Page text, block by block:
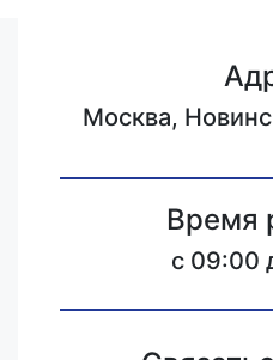
Москва,
Время
c 09:00